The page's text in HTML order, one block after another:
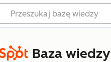
Baza wiedzy